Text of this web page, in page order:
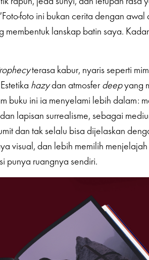
foto ini bukan cerita dengan awal
membentuk lanskap batin saya.
terasa kabur, nyaris seperti
hazydan atmosferdeepyang
buku ini ia menyelami lebih dalam:
lapisan surrealisme, sebagai
dan tak selalu bisa dijelaskan
visual, dan lebih memilih
punya ruangnya sendiri.